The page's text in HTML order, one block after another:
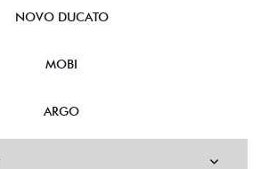
NOVO DUCATO
MOBI
ARGO